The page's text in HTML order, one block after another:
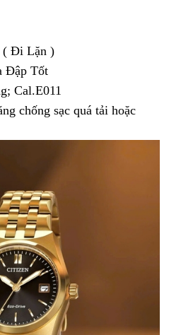
( Đi Lặn )
Đập Tốt
Cal.E011
chống sạc quá tải hoặc